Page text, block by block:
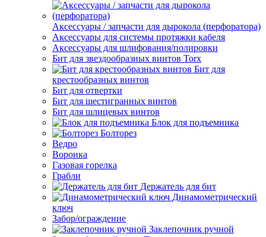
Аксессуары / запчасти для дырокола (перфоратора)
Аксессуары для системы протяжки кабеля
Аксессуары для шлифования/полировки
Бит для звездообразных винтов Torx
Бит для
крестообразных винтов
Бит для отвертки
Бит для шестигранных винтов
Бит для шлицевых винтов
Блок для подъемника
Болторез
Ведро
Воронка
Газовая горелка
Грабли
Держатель для бит
Динамометрический
ключ
Забор/ограждение
Заклепочник ручной